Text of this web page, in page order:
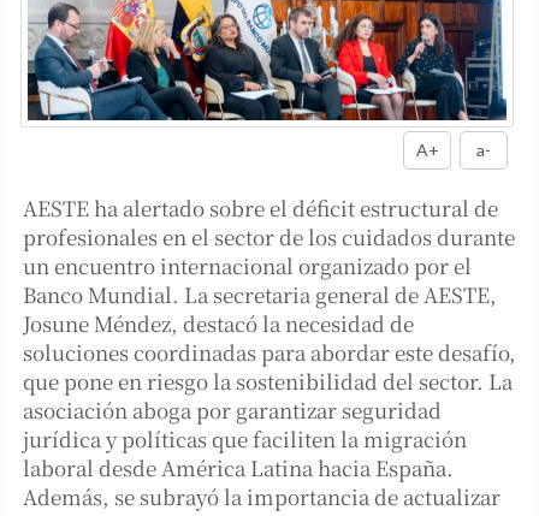
A+ a-
AESTE ha alertado sobre el déficit estructural de
profesionales en el sector de los cuidados durante
un encuentro internacional organizado por el
Banco Mundial. La secretaria general de AESTE,
Josune Méndez, destacó la necesidad de
soluciones coordinadas para abordar este desafío,
que pone en riesgo la sostenibilidad del sector. La
asociación aboga por garantizar seguridad
jurídica y políticas que faciliten la migración
laboral desde América Latina hacia España.
Además, se subrayó la importancia de actualizar